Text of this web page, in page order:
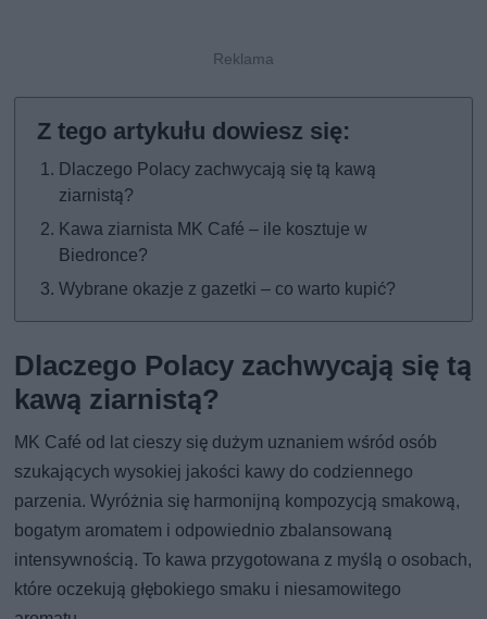
Dlaczego Polacy zachwycają się tą kawą
ziarnistą?
Kawa ziarnista MK Café – ile kosztuje w
Biedronce?
Wybrane okazje z gazetki – co warto kupić?
Dlaczego Polacy zachwycają się tą
kawą ziarnistą?
MK Café od lat cieszy się dużym uznaniem wśród osób
szukających wysokiej jakości kawy do codziennego
parzenia. Wyróżnia się harmonijną kompozycją smakową,
bogatym aromatem i odpowiednio zbalansowaną
intensywnością. To kawa przygotowana z myślą o osobach,
które oczekują głębokiego smaku i niesamowitego